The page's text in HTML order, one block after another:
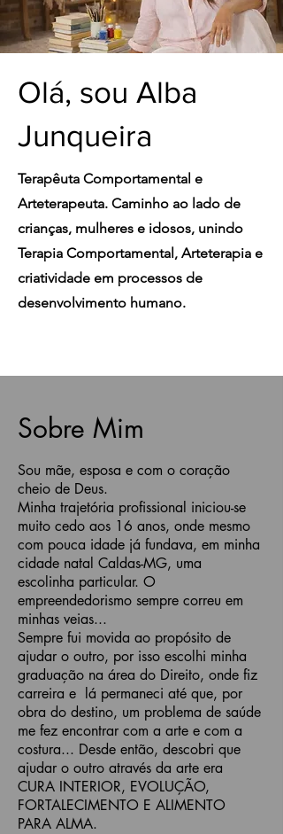
Olá, sou Alba
Junqueira
Terapêuta Comportamental e
Arteterapeuta. Caminho ao lado de
crianças, mulheres e idosos, unindo
Terapia Comportamental, Arteterapia e
criatividade em processos de
desenvolvimento humano.
Sobre Mim
Sou mãe, esposa e com o coração
cheio de Deus.
Minha trajetória profissional iniciou-se
muito cedo aos 16 anos, onde mesmo
com pouca idade já fundava, em minha
cidade natal Caldas-MG, uma
escolinha particular. O
empreendedorismo sempre correu em
minhas veias...
Sempre fui movida ao propósito de
ajudar o outro, por isso escolhi minha
graduação na área do Direito, onde fiz
carreira e lá permaneci até que, por
obra do destino, um problema de saúde
me fez encontrar com a arte e com a
costura... Desde então, descobri que
ajudar o outro através da arte era
CURA INTERIOR, EVOLUÇÃO,
FORTALECIMENTO E ALIMENTO
PARA ALMA.